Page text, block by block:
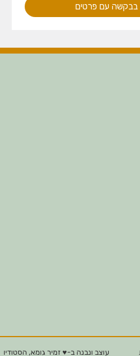
עם פרטים
עוצב ונבנה ב-♥︎ זמיר גומא, הסטודיו